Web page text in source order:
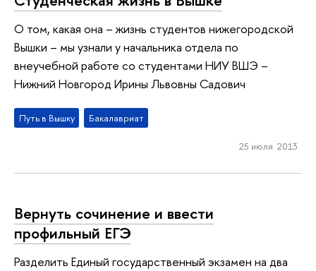
О том, какая она – жизнь студентов нижегородской
Вышки – мы узнали у начальника отдела по
внеучебной работе со студентами НИУ ВШЭ –
Нижний Новгород Ирины Львовны Садович
Путь в Вышку Бакалавриат
25 июля 2013
Вернуть сочинение и ввести
профильный ЕГЭ
Разделить Единый государственный экзамен на два